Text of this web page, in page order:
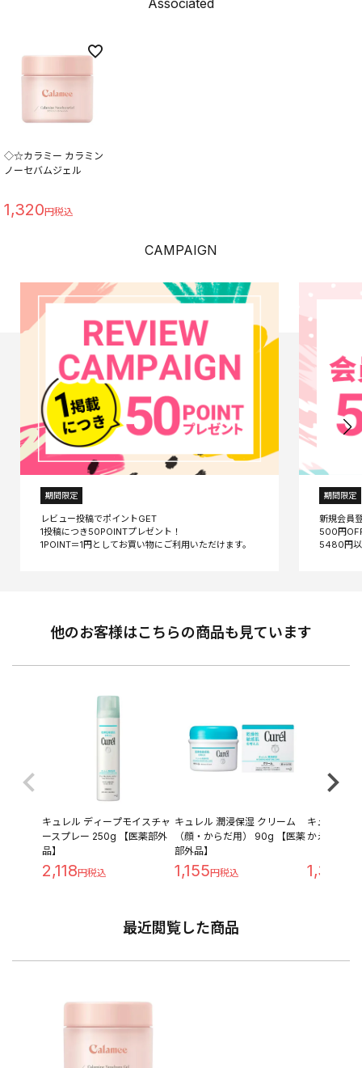
Associated
◇☆カラミー カラミン
ノーセバムジェル
1,320
CAMPAIGN
期間限定
レビュー投稿でポイントGET
1投稿につき50POINTプレゼント！
期間限定
新規会員
500円
他のお客様はこちらの商品も見ています
キュレル ディープモイスチャ
ースプレー 250g 【医薬部外
品】
2,118
キュレル 潤浸保湿 クリーム
（顔・からだ用） 90g 【医薬
部外品】
1,155
キュレル 潤
かえ用
1,340
最近閲覧した商品